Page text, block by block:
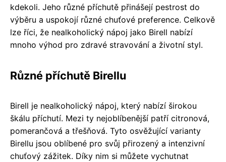
kdekoli. Jeho různé příchutě přinášejí pestrost do
výběru a uspokojí různé chuťové preference. Celkově
lze říci, že nealkoholický nápoj jako Birell nabízí
mnoho výhod pro zdravé stravování a životní styl.
Různé příchutě Birellu
Birell je nealkoholický nápoj, který nabízí širokou
škálu příchutí. Mezi ty nejoblíbenější patří citronová,
pomerančová a třešňová. Tyto osvěžující varianty
Birellu jsou oblíbené pro svůj přirozený a intenzivní
chuťový zážitek. Díky nim si můžete vychutnat